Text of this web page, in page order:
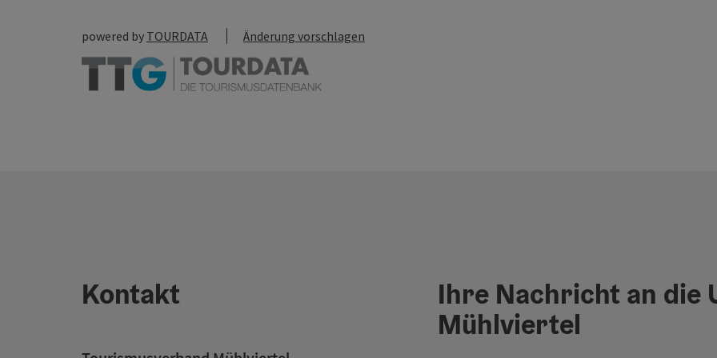
powered by TOURDATA Änderung vorschlagen
Kontakt
Ihre Nachricht an die
Mühlviertel